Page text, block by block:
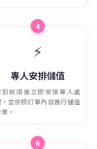
4
⚡
專人安排儲值
到款項後立即安排專人處
並依照訂單內容進行儲值
。
6